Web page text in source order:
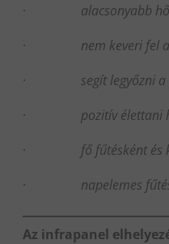
·
alacsonyabb
·
nem keveri fel a
·
segít legyőzni a
·
pozitív élettani
·
fő fűtésként és
·
napelemes
Az infrapanel